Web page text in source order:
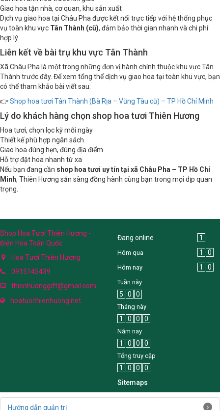
Giao hoa tận nhà, cơ quan, khu sản xuất
Dịch vụ giao hoa tại Châu Pha được kết nối trực tiếp với hệ thống phục
vụ toàn khu vực Tân Thành (cũ), đảm bảo thời gian nhanh và chi phí
hợp lý.
Liên kết về bài trụ khu vực Tân Thành
Xã Châu Pha là một trong những đơn vị hành chính thuộc khu vực Tân
Thành trước đây. Để xem tổng thể dịch vụ giao hoa tại toàn khu vực, bạn
có thể tham khảo bài viết sau:
👉Shop hoa tươi Tân Thành (Bà Rịa – Vũng Tàu cũ) – TP Hồ Chí Minh
Lý do khách hàng chọn shop hoa tươi Thiên Hương
Hoa tươi, chọn lọc kỹ mỗi ngày
Thiết kế phù hợp ngân sách
Giao hoa đúng hẹn, đúng địa điểm
Hỗ trợ đặt hoa nhanh từ xa
Nếu bạn đang cần shop hoa tươi uy tín tại xã Châu Pha – TP Hồ Chí
Minh, Thiên Hương sẵn sàng đồng hành cùng bạn trong mọi dịp quan
trọng.
Shop Hoa Tươi Thiên Hương -
Điện Hoa Toàn Quốc
Hoa Tươi Thiên Hương
0915145439
thienhuonggift@gmail.com
hoatuoithienhuong.net
Đang online 1
Hôm qua 1 0
Hôm nay 1 0
Tuần này
5 0 0
Tháng này
1 0 0 0
Năm nay
1 0 0 0
Tổng truy cập
1 0 0
0
Sitemaps
Hướng dẫn quản trị